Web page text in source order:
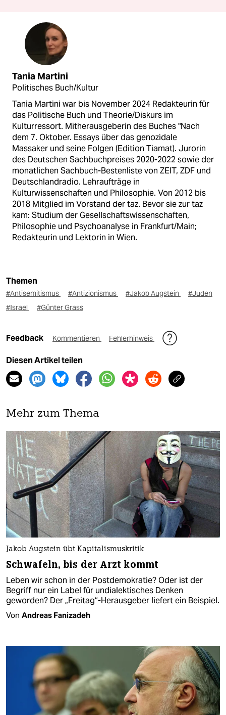
Tania Martini
Politisches Buch/Kultur
Tania Martini war bis November 2024 Redakteurin für
das Politische Buch und Theorie/Diskurs im
Kulturressort. Mitherausgeberin des Buches "Nach
dem 7. Oktober. Essays über das genozidale
Massaker und seine Folgen (Edition Tiamat). Jurorin
des Deutschen Sachbuchpreises 2020-2022 sowie der
monatlichen Sachbuch-Bestenliste von ZEIT, ZDF und
Deutschlandradio. Lehraufträge in
Kulturwissenschaften und Philosophie. Von 2012 bis
2018 Mitglied im Vorstand der taz. Bevor sie zur taz
kam: Studium der Gesellschaftswissenschaften,
Philosophie und Psychoanalyse in Frankfurt/Main;
Redakteurin und Lektorin in Wien.
Themen
#Antisemitismus #Antizionismus #Jakob Augstein
#Juden
#Israel
#Günter Grass
Feedback Kommentieren Fehlerhinweis
Diesen Artikel teilen
Mehr zum Thema
Jakob Augstein übt Kapitalismuskritik
Schwafeln, bis der Arzt kommt
Leben wir schon in der Postdemokratie? Oder ist der
Begriff nur ein Label für undialektisches Denken
geworden? Der „Freitag“-Herausgeber liefert ein Beispiel.
Von Andreas Fanizadeh